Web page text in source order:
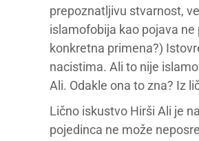
prepoznatljivu stvarnost,
islamofobija kao pojava
konkretna primena?)
nacistima. Ali to nije
Ali. Odakle ona to zna? Iz
Lično iskustvo Hirši Ali je
pojedinca ne može